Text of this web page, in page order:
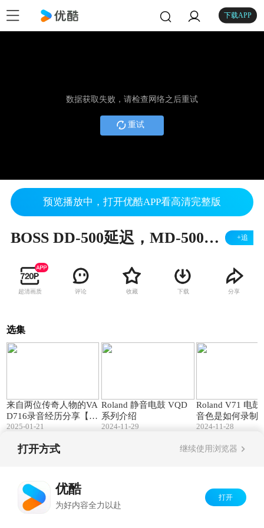
下载APP
数据获取失败，请检查网络之后重试
重试
预览播放中，打开优酷APP看高清完整版
BOSS DD-500延迟，MD-500调制，RV-500混响组合 +追
超清画质 评论 收藏 下载 分享
选集
来自两位传奇人物的VA
D716录音经历分享【美
国唱片制作人Butch Vig
e Cunningham】
2025-01-21
Roland 静音电鼓 VQD
系列介绍
2024-11-29
Roland V71 电鼓
音色是如何录制
2024-11-28
打开方式 继续使用浏览器
优酷
为好内容全力以赴
打开